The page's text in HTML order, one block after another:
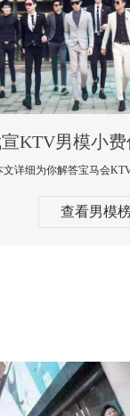
查看男模